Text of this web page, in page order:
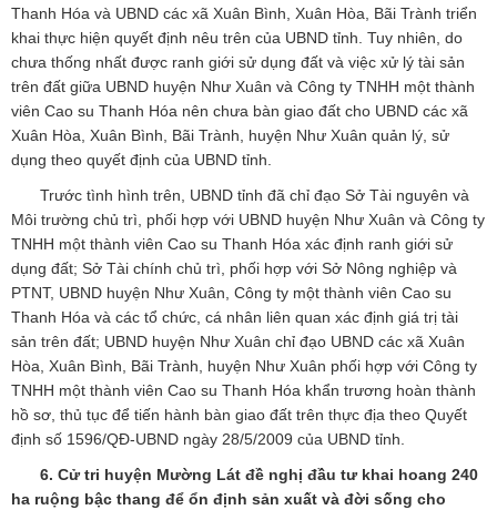
Thanh Hóa và UBND các xã Xuân Bình, Xuân Hòa, Bãi Trành triển
khai thực hiện quyết định nêu trên của UBND tỉnh. Tuy nhiên, do
chưa thống nhất được ranh giới sử dụng đất và việc xử lý tài sản
trên đất giữa UBND huyện Như Xuân và Công ty TNHH một thành
viên Cao su Thanh Hóa nên chưa bàn giao đất cho UBND các xã
Xuân Hòa, Xuân Bình, Bãi Trành, huyện Như Xuân quản lý, sử
dụng theo quyết định của UBND tỉnh.
Trước tình hình trên, UBND tỉnh đã chỉ đạo Sở Tài nguyên và
Môi trường chủ trì, phối hợp với UBND huyện Như Xuân và Công ty
TNHH một thành viên Cao su Thanh Hóa xác định ranh giới sử
dụng đất; Sở Tài chính chủ trì, phối hợp với Sở Nông nghiệp và
PTNT, UBND huyện Như Xuân, Công ty một thành viên Cao su
Thanh Hóa và các tổ chức, cá nhân liên quan xác định giá trị tài
sản trên đất; UBND huyện Như Xuân chỉ đạo UBND các xã Xuân
Hòa, Xuân Bình, Bãi Trành, huyện Như Xuân phối hợp với Công ty
TNHH một thành viên Cao su Thanh Hóa khẩn trương hoàn thành
hồ sơ, thủ tục để tiến hành bàn giao đất trên thực địa theo Quyết
định số 1596/QĐ-UBND ngày 28/5/2009 của UBND tỉnh.
6. Cử tri huyện Mường Lát đề nghị đầu tư khai hoang 240
ha ruộng bậc thang để ổn định sản xuất và đời sống cho